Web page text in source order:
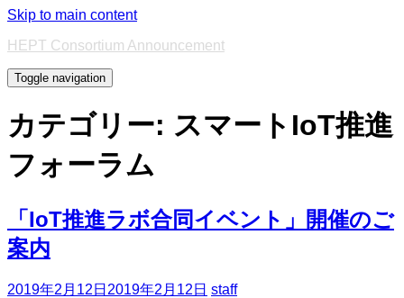
Skip to main content
HEPT Consortium Announcement
Toggle navigation
カテゴリー: スマートIoT推進
フォーラム
「IoT推進ラボ合同イベント」開催のご
案内
2019年2月12日 2019年2月12日 staff